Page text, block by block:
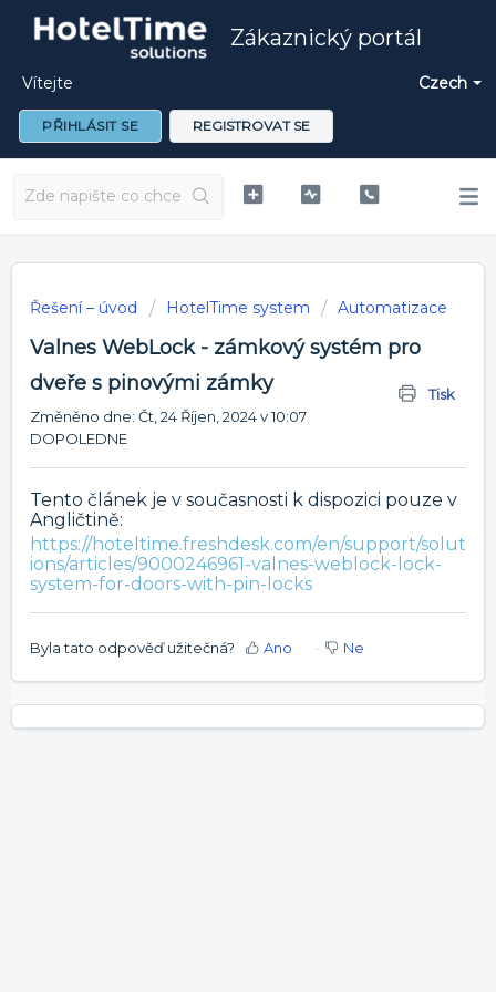
Zákaznický portál
Czech
Vítejte
PŘIHLÁSIT SE REGISTROVAT SE
Řešení – úvod HotelTime system Automatizace
Valnes WebLock - zámkový systém pro
dveře s pinovými zámky
Tisk
Změněno dne: Čt, 24 Říjen, 2024 v 10:07
DOPOLEDNE
Tento článek je v současnosti k dispozici pouze v
Angličtině:
https://hoteltime.freshdesk.com/en/support/solut
ions/articles/9000246961-valnes-weblock-lock-
system-for-doors-with-pin-locks
Byla tato odpověď užitečná? Ano Ne